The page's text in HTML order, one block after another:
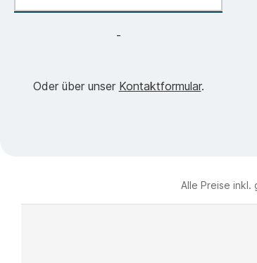
-
Oder über unser Kontaktformular.
Alle Preise